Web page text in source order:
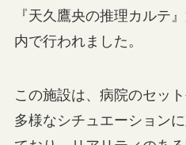
『天久鷹央の推理カルテ
内で行われました。
この施設は、病院のセッ
多様なシチュエーション